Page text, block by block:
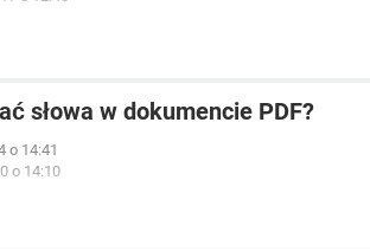
słowa w dokumencie PDF?
o 14:41
o 14:10